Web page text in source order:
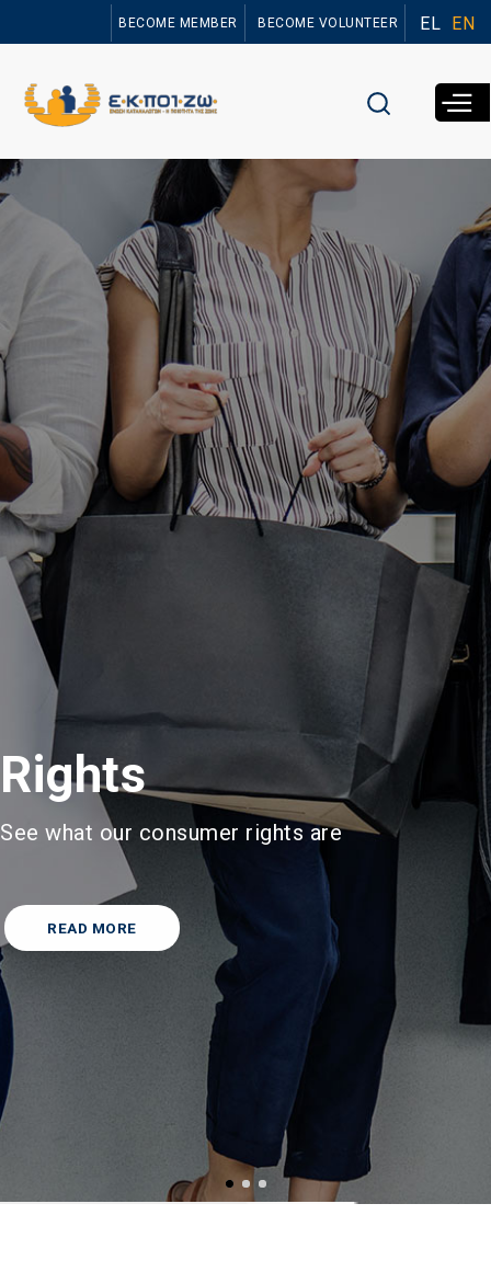
main
EL EN
BECOME MEMBER BECOME VOLUNTEER
See what our consumer rights are
READ MORE
Rights